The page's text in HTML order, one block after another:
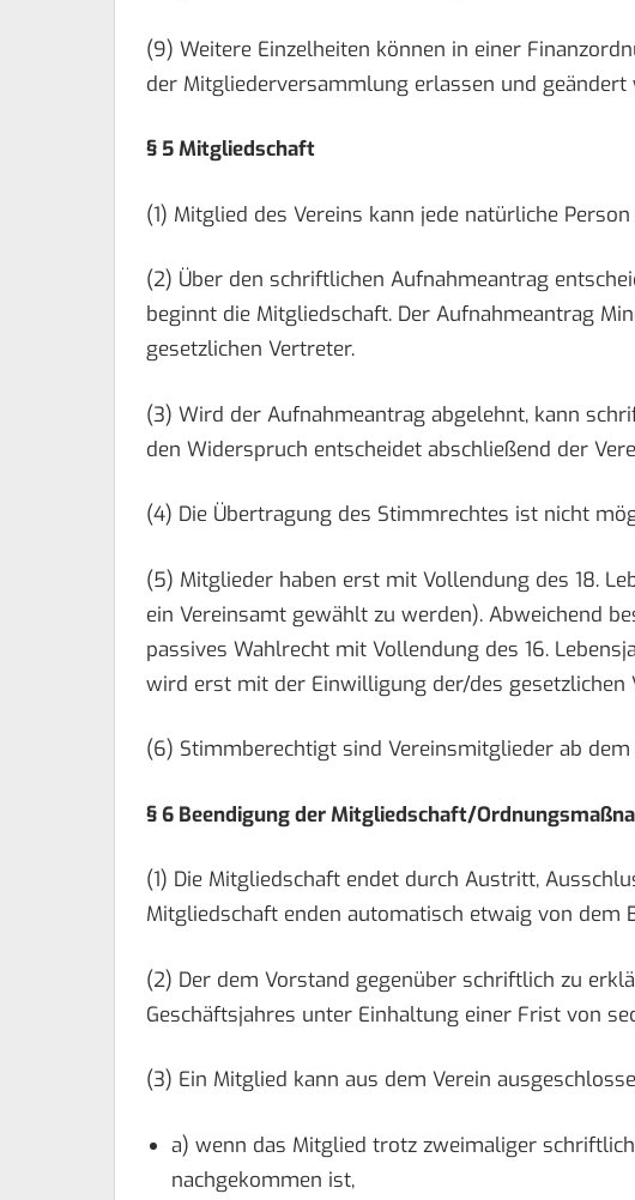
(9) Weitere Einzelheiten können in einer
der Mitgliederversammlung erlassen und geändert
§ 5 Mitgliedschaft
(1) Mitglied des Vereins kann jede natürliche
(2) Über den schriftlichen Aufnahmeantrag
beginnt die Mitgliedschaft. Der Aufnahmeantrag
gesetzlichen Vertreter.
(3) Wird der Aufnahmeantrag abgelehnt, kann
den Widerspruch entscheidet abschließend der
(4) Die Übertragung des Stimmrechtes ist nicht
(5) Mitglieder haben erst mit Vollendung des 18.
ein Vereinsamt gewählt zu werden). Abweichend
passives Wahlrecht mit Vollendung des 16.
wird erst mit der Einwilligung der/des gesetzlichen
(6) Stimmberechtigt sind Vereinsmitglieder ab dem
§ 6 Beendigung der Mitgliedschaft/
(1) Die Mitgliedschaft endet durch Austritt,
Mitgliedschaft enden automatisch etwaig von dem
(2) Der dem Vorstand gegenüber schriftlich zu
Geschäftsjahres unter Einhaltung einer Frist von
(3) Ein Mitglied kann aus dem Verein
a) wenn das Mitglied trotz zweimaliger
nachgekommen ist,